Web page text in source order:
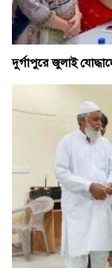
দুর্গাপুরে জুলাই